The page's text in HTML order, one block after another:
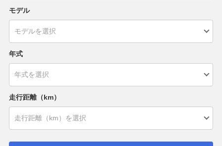
モデル
年式
走行距離（km）